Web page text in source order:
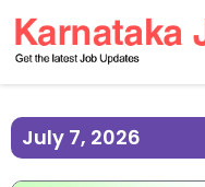
July 7, 2026